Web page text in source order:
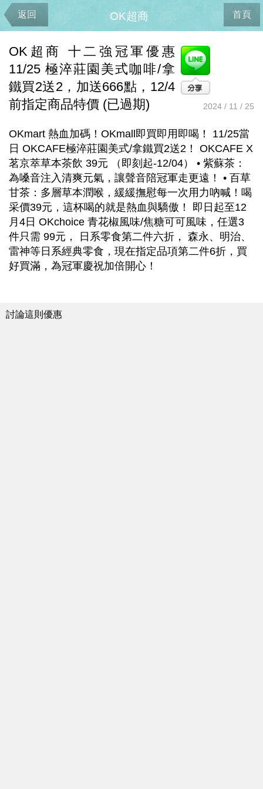
返回 首頁
OK超商
OK超商 十二強冠軍優惠
11/25 極淬莊園美式咖啡/拿
鐵買2送2，加送666點，12/4
前指定商品特價 (已過期)
2024 / 11 / 25
OKmart 熱血加碼！OKmall即買即用即喝！ 11/25當
日 OKCAFE極淬莊園美式/拿鐵買2送2！ OKCAFE X
茗京萃草本茶飲 39元 （即刻起-12/04） • 紫蘇茶：
為嗓音注入清爽元氣，讓聲音陪冠軍走更遠！ • 百草
甘茶：多層草本潤喉，緩緩撫慰每一次用力吶喊！喝
采價39元，這杯喝的就是熱血與驕傲！ 即日起至12
月4日 OKchoice 青花椒風味/焦糖可可風味，任選3
件只需 99元， 日系零食第二件六折， 森永、明治、
雷神等日系經典零食，現在指定品項第二件6折，買
好買滿，為冠軍慶祝加倍開心！
討論這則優惠